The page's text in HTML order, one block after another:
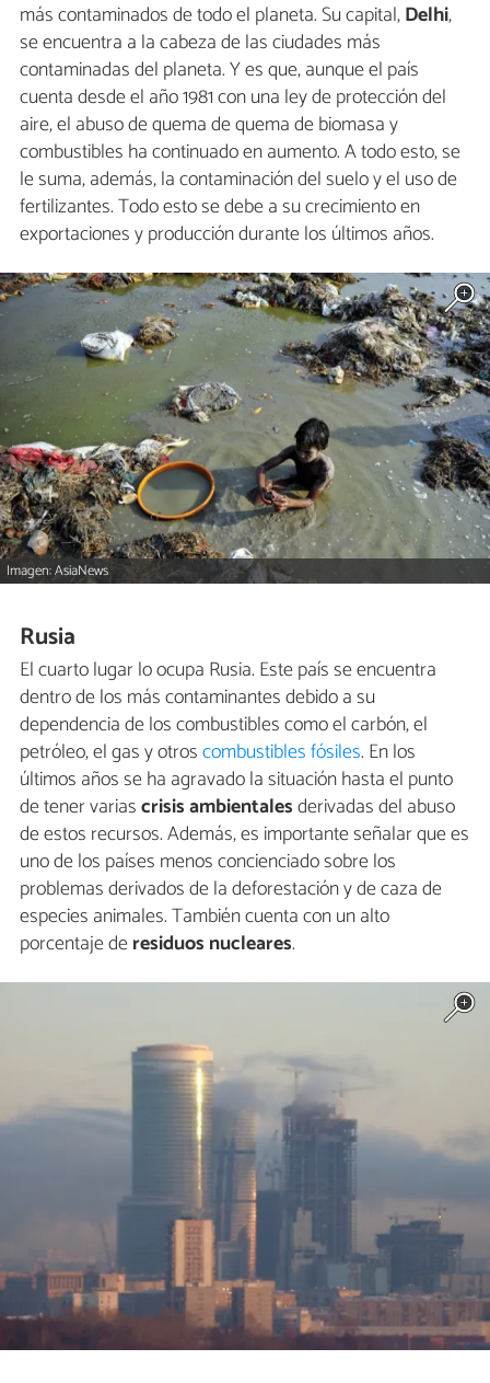
más contaminados de todo el planeta. Su capital,Delhi,
se encuentra a la cabeza de las ciudades más
contaminadas del planeta. Y es que, aunque el país
cuenta desde el año 1981 con una ley de protección del
aire, el abuso de quema de quema de biomasa y
combustibles ha continuado en aumento. A todo esto, se
le suma, además, la contaminación del suelo y el uso de
fertilizantes. Todo esto se debe a su crecimiento en
exportaciones y producción durante los últimos años.
Imagen: AsiaNews
Rusia
El cuarto lugar lo ocupa Rusia. Este país se encuentra
dentro de los más contaminantes debido a su
dependencia de los combustibles como el carbón, el
petróleo, el gas y otroscombustibles fósiles. En los
últimos años se ha agravado la situación hasta el punto
de tener variascrisis ambientalesderivadas del abuso
de estos recursos. Además, es importante señalar que es
uno de los países menos concienciado sobre los
problemas derivados de la deforestación y de caza de
especies animales. También cuenta con un alto
porcentaje deresiduos nucleares.